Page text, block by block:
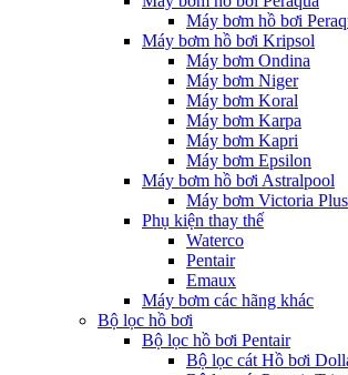
Máy bơm hồ bơi
Máy bơm hồ bơi Kripsol
Máy bơm Ondina
Máy bơm Niger
Máy bơm Koral
Máy bơm Karpa
Máy bơm Kapri
Máy bơm Epsilon
Máy bơm hồ bơi Astralpool
Máy bơm Victoria
Phụ kiện thay thế
Waterco
Pentair
Emaux
Máy bơm các hãng khác
Bộ lọc hồ bơi
Bộ lọc hồ bơi Pentair
Bộ lọc cát Hồ bơi